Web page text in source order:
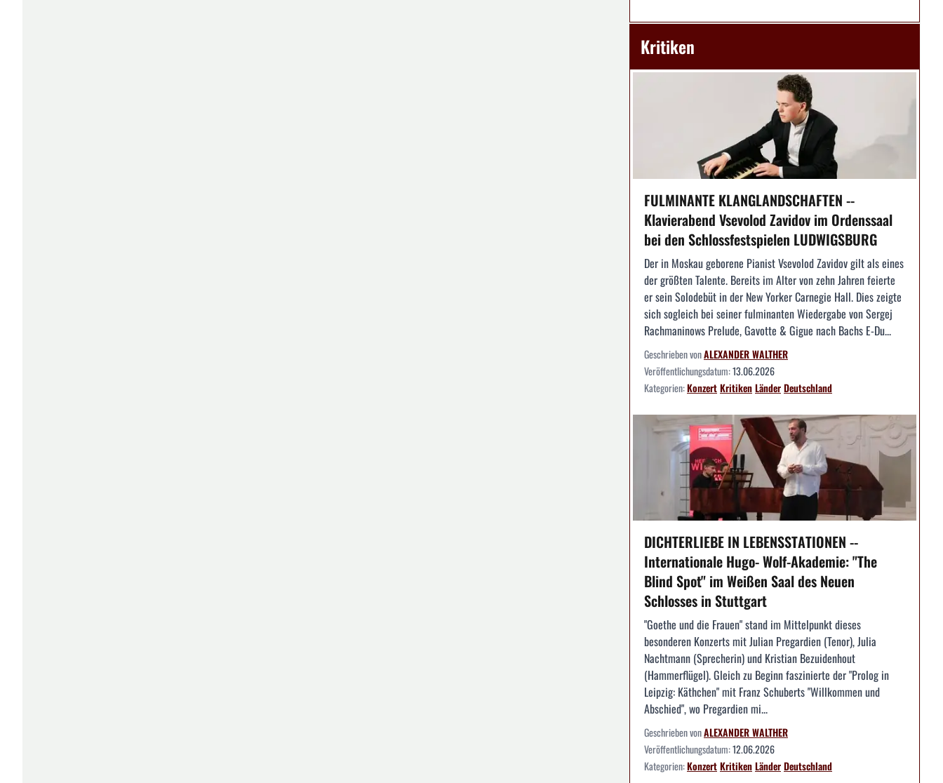
Kritiken
FULMINANTE KLANGLANDSCHAFTEN --
Klavierabend Vsevolod Zavidov im Ordenssaal
bei den Schlossfestspielen LUDWIGSBURG
Der in Moskau geborene Pianist Vsevolod Zavidov gilt als eines
der größten Talente. Bereits im Alter von zehn Jahren feierte
er sein Solodebüt in der New Yorker Carnegie Hall. Dies zeigte
sich sogleich bei seiner fulminanten Wiedergabe von Sergej
Rachmaninows Prelude, Gavotte & Gigue nach Bachs E-Du...
Geschrieben vonALEXANDER WALTHER
Veröffentlichungsdatum:13.06.2026
Kategorien:KonzertKritikenLänderDeutschland
DICHTERLIEBE IN LEBENSSTATIONEN --
Internationale Hugo- Wolf-Akademie: "The
Blind Spot" im Weißen Saal des Neuen
Schlosses in Stuttgart
"Goethe und die Frauen" stand im Mittelpunkt dieses
besonderen Konzerts mit Julian Pregardien (Tenor), Julia
Nachtmann (Sprecherin) und Kristian Bezuidenhout
(Hammerflügel). Gleich zu Beginn faszinierte der "Prolog in
Leipzig: Käthchen" mit Franz Schuberts "Willkommen und
Abschied", wo Pregardien mi...
Geschrieben vonALEXANDER WALTHER
Veröffentlichungsdatum:12.06.2026
Kategorien:KonzertKritikenLänderDeutschland